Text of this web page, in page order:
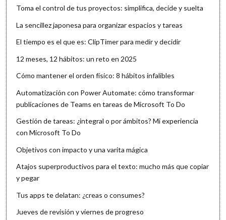
Toma el control de tus proyectos: simplifica, decide y suelta
La sencillez japonesa para organizar espacios y tareas
El tiempo es el que es: ClipTimer para medir y decidir
12 meses, 12 hábitos: un reto en 2025
Cómo mantener el orden físico: 8 hábitos infalibles
Automatización con Power Automate: cómo transformar
publicaciones de Teams en tareas de Microsoft To Do
Gestión de tareas: ¿integral o por ámbitos? Mi experiencia
con Microsoft To Do
Objetivos con impacto y una varita mágica
Atajos superproductivos para el texto: mucho más que copiar
y pegar
Tus apps te delatan: ¿creas o consumes?
Jueves de revisión y viernes de progreso